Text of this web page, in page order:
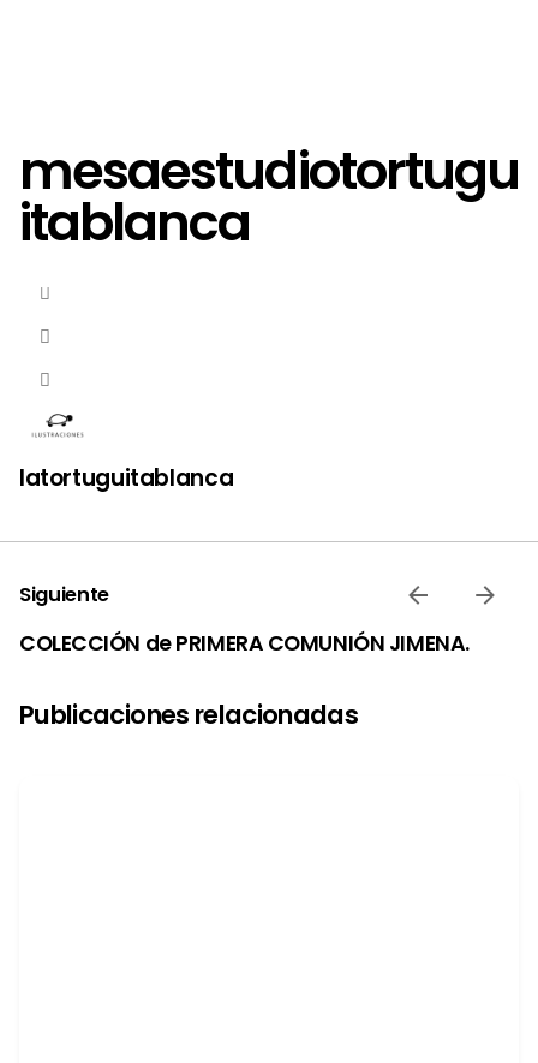
mesaestudiotortugu
itablanca
latortuguitablanca
Siguiente
COLECCIÓN de PRIMERA COMUNIÓN JIMENA.
Publicaciones relacionadas